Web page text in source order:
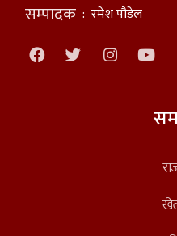
सम्पादक : रमेश पौडेल